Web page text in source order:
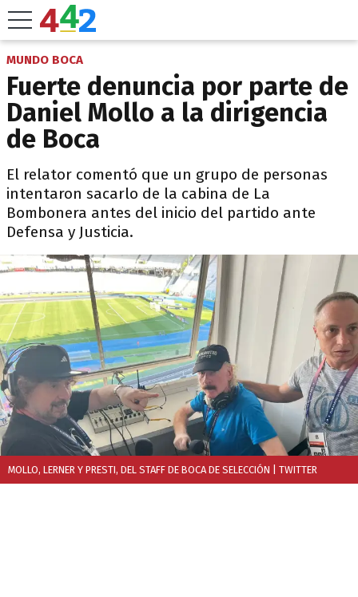
MUNDO BOCA
Fuerte denuncia por parte de
Daniel Mollo a la dirigencia
de Boca
El relator comentó que un grupo de personas
intentaron sacarlo de la cabina de La
Bombonera antes del inicio del partido ante
Defensa y Justicia.
MOLLO, LERNER Y PRESTI, DEL STAFF DE BOCA DE SELECCIÓN | TWITTER